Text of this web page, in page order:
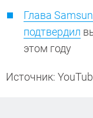
Глава
подтвердил
этом году
Источник: